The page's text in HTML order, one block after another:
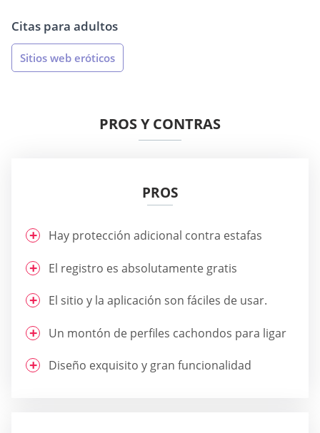
Citas para adultos
Sitios web eróticos
PROS Y CONTRAS
PROS
Hay protección adicional contra estafas
El registro es absolutamente gratis
El sitio y la aplicación son fáciles de usar.
Un montón de perfiles cachondos para ligar
Diseño exquisito y gran funcionalidad